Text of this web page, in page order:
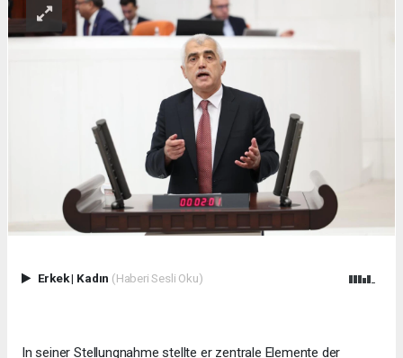
Erkek| Kadın (Haberi Sesli Oku)
In seiner Stellungnahme stellte er zentrale Elemente der